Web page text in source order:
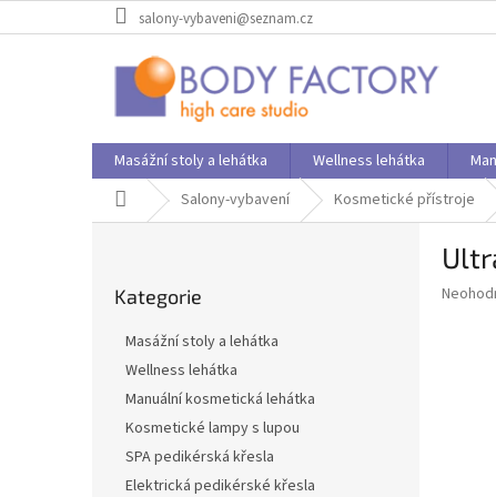
na
salony-vybaveni@seznam.cz
Masážní stoly a lehátka Wellness lehátka
Domů Salony-vybavení Kosmetické přístroje
kategorie
Kategorie
Masážní stoly a lehátka
Wellness lehátka
Manuální kosmetická lehátka
Kosmetické lampy s lupou
SPA pedikérská křesla
Elektrická pedikérské křesla